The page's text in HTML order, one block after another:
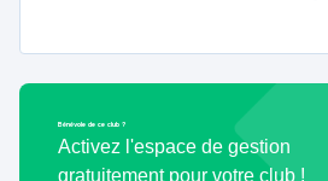
Bénévole de ce club ?
Activez l'espace de gestion
gratuitement pour votre club !